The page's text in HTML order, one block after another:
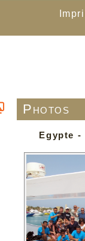
Photos
Egypte -